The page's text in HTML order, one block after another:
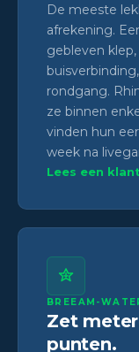
De meeste
afrekening.
gebleven
rondgang.
ze binnen
vinden hun
week na
Lees een
BREEAM-
Zet
punten.